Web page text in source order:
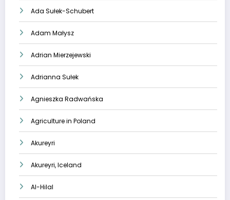
Ada Sułek-Schubert
Adam Małysz
Adrian Mierzejewski
Adrianna Sułek
Agnieszka Radwańska
Agriculture in Poland
Akureyri
Akureyri, Iceland
Al-Hilal